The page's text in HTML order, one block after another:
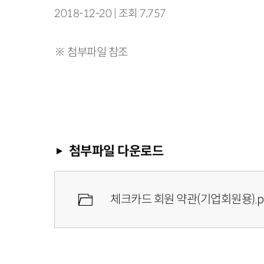
2018-12-20 | 조회 7,757
※ 첨부파일 참조
첨부파일 다운로드
체크카드 회원 약관(기업회원용